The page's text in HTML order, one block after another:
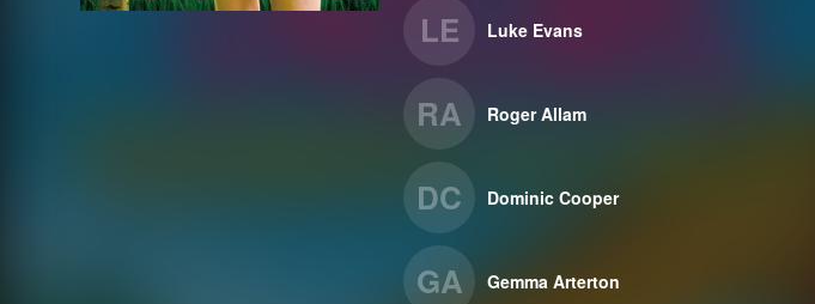
LE Luke Evans
RA Roger Allam
DC Dominic Cooper
GA Gemma Arterton